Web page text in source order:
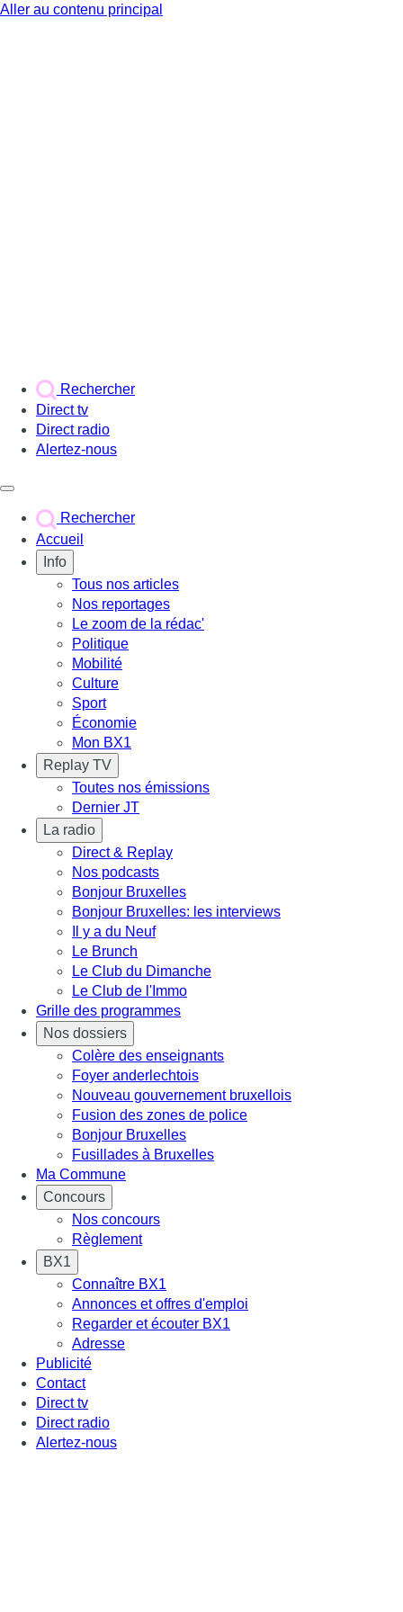
Aller au contenu principal
Rechercher
Direct tv
Direct radio
Alertez-nous
Rechercher
Accueil
Info
Tous nos articles
Nos reportages
Le zoom de la rédac'
Politique
Mobilité
Culture
Sport
Économie
Mon BX1
Replay TV
Toutes nos émissions
Dernier JT
La radio
Direct & Replay
Nos podcasts
Bonjour Bruxelles
Bonjour Bruxelles: les interviews
Il y a du Neuf
Le Brunch
Le Club du Dimanche
Le Club de l'Immo
Grille des programmes
Nos dossiers
Colère des enseignants
Foyer anderlechtois
Nouveau gouvernement bruxellois
Fusion des zones de police
Bonjour Bruxelles
Fusillades à Bruxelles
Ma Commune
Concours
Nos concours
Règlement
BX1
Connaître BX1
Annonces et offres d'emploi
Regarder et écouter BX1
Adresse
Publicité
Contact
Direct tv
Direct radio
Alertez-nous